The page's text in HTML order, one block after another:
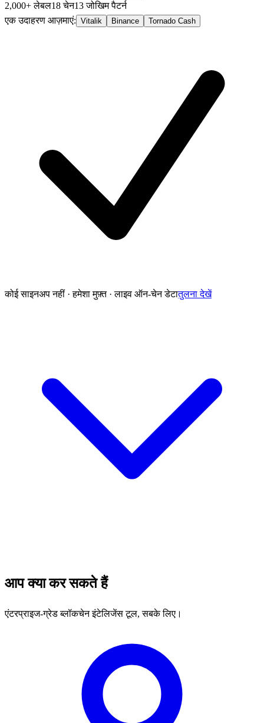
2,000+ लेबल18 चेन13 जोखिम पैटर्न
एक उदाहरण आज़माएं: Vitalik Binance Tornado Cash
कोई साइनअप नहीं · हमेशा मुफ़्त · लाइव ऑन-चेन डेटातुलना देखें
आप क्या कर सकते हैं
एंटरप्राइज-ग्रेड ब्लॉकचेन इंटेलिजेंस टूल, सबके लिए।